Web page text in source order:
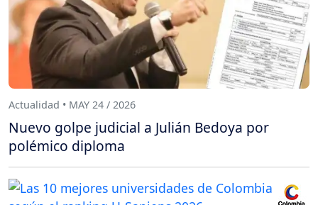
Actualidad • MAY 24 / 2026
Nuevo golpe judicial a Julián Bedoya por
polémico diploma